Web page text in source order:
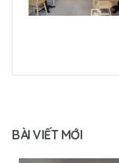
BÀI VIẾT MỚI